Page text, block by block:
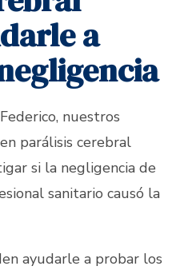
a
nuestros
parálisis cerebral
si la negligencia de
sanitario causó la
ayudarle a probar los